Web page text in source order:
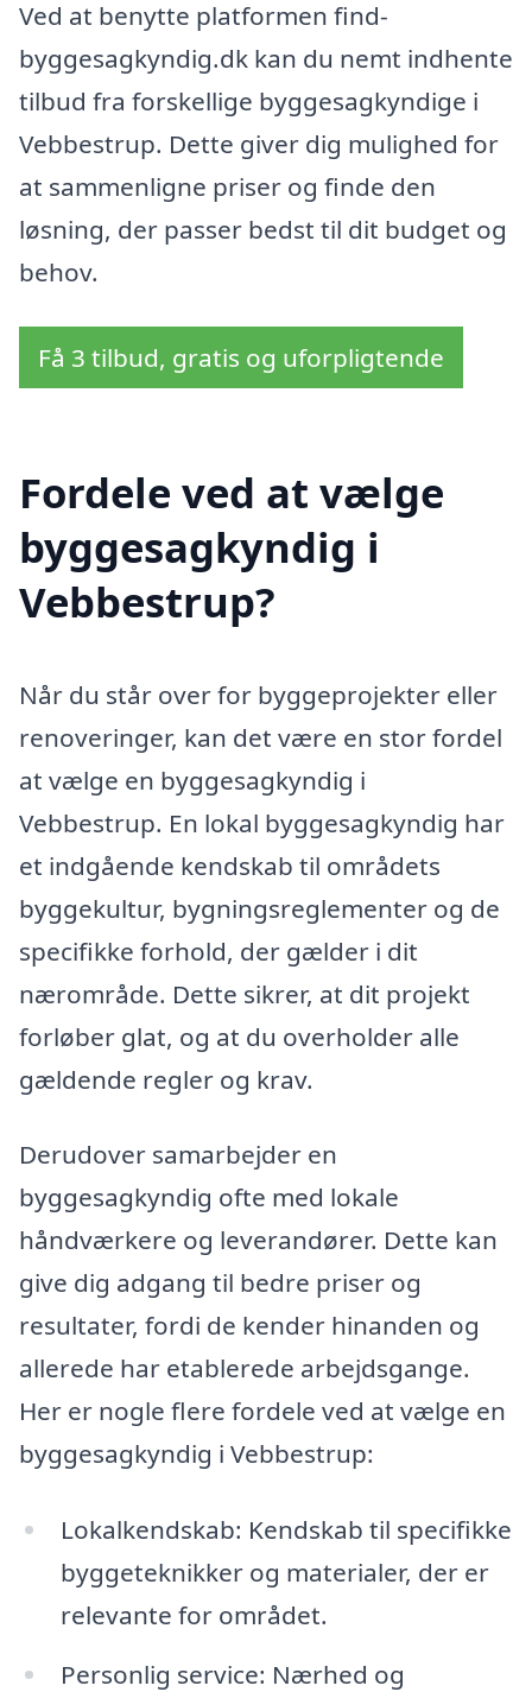
Ved at benytte platformen find-
byggesagkyndig.dk kan du nemt indhente
tilbud fra forskellige byggesagkyndige i
Vebbestrup. Dette giver dig mulighed for
at sammenligne priser og finde den
løsning, der passer bedst til dit budget og
behov.
Få 3 tilbud, gratis og uforpligtende
Fordele ved at vælge
byggesagkyndig i
Vebbestrup?
Når du står over for byggeprojekter eller
renoveringer, kan det være en stor fordel
at vælge en byggesagkyndig i
Vebbestrup. En lokal byggesagkyndig har
et indgående kendskab til områdets
byggekultur, bygningsreglementer og de
specifikke forhold, der gælder i dit
nærområde. Dette sikrer, at dit projekt
forløber glat, og at du overholder alle
gældende regler og krav.
Derudover samarbejder en
byggesagkyndig ofte med lokale
håndværkere og leverandører. Dette kan
give dig adgang til bedre priser og
resultater, fordi de kender hinanden og
allerede har etablerede arbejdsgange.
Her er nogle flere fordele ved at vælge en
byggesagkyndig i Vebbestrup:
Lokalkendskab: Kendskab til specifikke
byggeteknikker og materialer, der er
relevante for området.
Personlig service: Nærhed og